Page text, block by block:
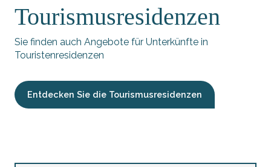
Studio La Sardinerie
Reglin Bernier Stéphanie - Studio
Le Moulin des Sables - Villa terre-mer
Giraudeau - Marché 1
Le Clos des Epinettes
Tourismusresidenzen
Sie finden auch Angebote für Unterkünfte in
Touristenresidenzen
Entdecken Sie die Tourismusresidenzen